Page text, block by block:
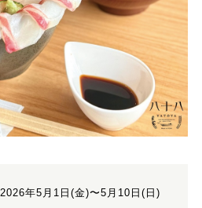
2026年5月1日(金)〜5月10日(日)